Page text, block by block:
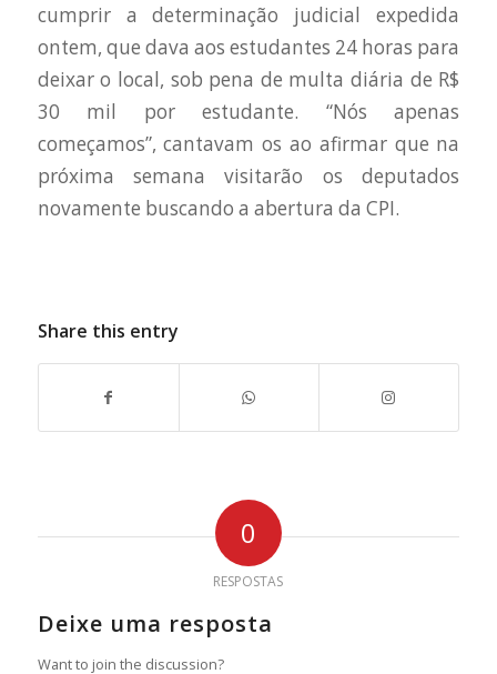
cumprir a determinação judicial expedida
ontem, que dava aos estudantes 24 horas para
deixar o local, sob pena de multa diária de R$
30 mil por estudante. “Nós apenas
começamos”, cantavam os ao afirmar que na
próxima semana visitarão os deputados
novamente buscando a abertura da CPI.
Share this entry
0
RESPOSTAS
Deixe uma resposta
Want to join the discussion?